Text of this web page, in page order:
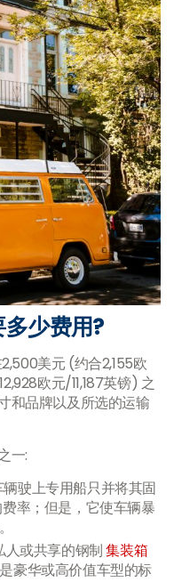
少费用?
美元 (约合2,155欧
欧元/11,187英镑) 之
和品牌以及所选的运输
一:
驶上专用船只并将其固
率；但是，它使车辆暴
人或共享的钢制集装箱
豪华或高价值车型的标